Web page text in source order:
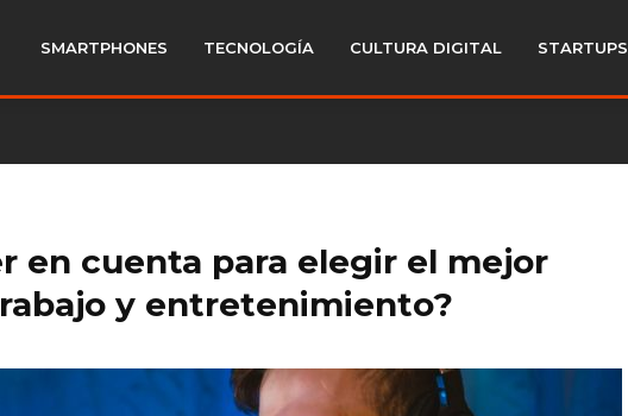
SMARTPHONES TECNOLOGÍA CULTURA DIGITAL STARTUPS
en cuenta para elegir el mejor
y entretenimiento?